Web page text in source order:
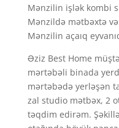
Mənzilin işlək kombi
Mənzildə mətbəxtə
Mənzilin açaıq
Əziz Best Home
mərtəbəli binada
mərtəbədə yerləşən
zal studio mətbəx, 2
təqdim edirəm.